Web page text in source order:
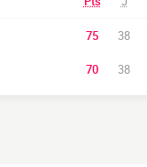
75 38
70 38